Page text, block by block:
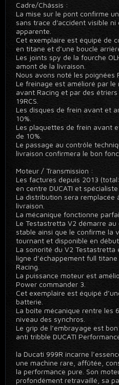
Cadre/Châssis :
La mise sur le pont confirme
sans trace d'accident visible
apparente.
Cet exemplaire est équipé de
en titane et d’une boucle
Les joints spy de la fourche
amont de la livraison.
Nous avons noté les poignées
Le freinage est amélioré par
avant Racing et par des étriers
19RCS.
Les disques de frein avant et
10%.
Les plaquettes de frein avant
de 10%.
Le passage au contrôle
livraison confirmera le bon
Moteur / Transmission :
Les factures depuis 2013
en centre DUCATI et
La distribution sera remplacée
livraison.
La mécanique fonctionne
Le Testastretta V2 démarre
stable ainsi que le confirme la
tournant et disponible en
La sonorité du V2 Testastretta
ligne d’échappement full
Racing.
La puissance moteur est
Power commander 3.
Cet exemplaire est équipé
batterie.
La boîte mécanique rentre les
niveau des synchros.
Le grip de l’embrayage est
anti tribble DUCATI
la Ducati 999R incarne
une machine rare, affûtée,
la performance pure. Son
profondément retravaillé, sa